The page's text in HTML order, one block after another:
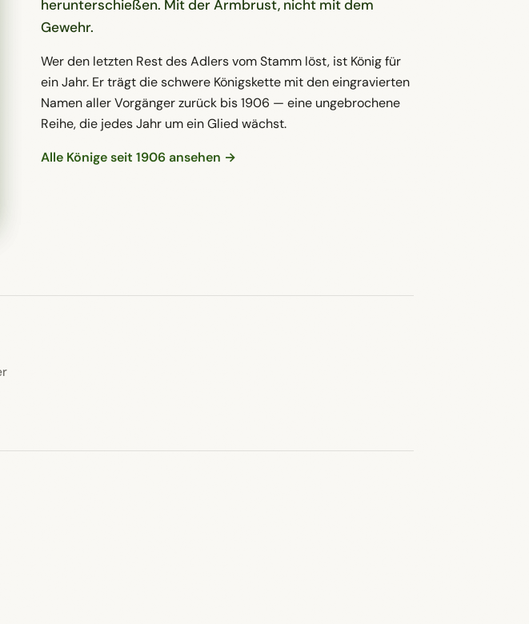
der hölzerne Adler — und einer der Schützen wird ihn
herunterschießen. Mit der Armbrust, nicht mit dem
Gewehr.
Wer den letzten Rest des Adlers vom Stamm löst, ist König für
ein Jahr. Er trägt die schwere Königskette mit den eingravierten
Namen aller Vorgänger zurück bis 1906 — eine ungebrochene
Reihe, die jedes Jahr um ein Glied wächst.